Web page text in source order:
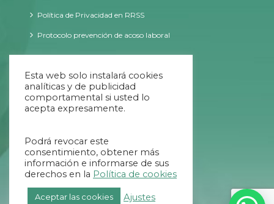
Política de Privacidad en RRSS
Protocolo prevención de acoso laboral
984 707 034
654 639 769
Esta web solo instalará cookies
analíticas y de publicidad
comportamental si usted lo
acepta expresamente.
Podrá revocar este
consentimiento, obtener más
información e informarse de sus
derechos en la Política de cookies
Aceptar las cookies Ajustes